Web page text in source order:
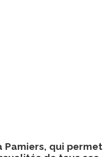
Pamiers, qui permet